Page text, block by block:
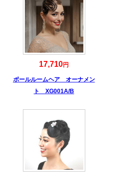
17,710円
ボールルームヘア オーナメン
ト XG001A/B